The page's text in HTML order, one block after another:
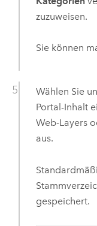
zuzuweisen.
Sie können
Wählen Sie
Portal-Inhalt
Web-Layers
aus.
gespeichert.